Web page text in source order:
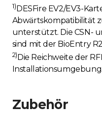
1)DESFire EV2/EV3-
Abwärtskompatibilität
unterstützt. Die CSN-
sind mit der BioEntry
2) Die Reichweite der
Installationsumgebung.
Zubehör